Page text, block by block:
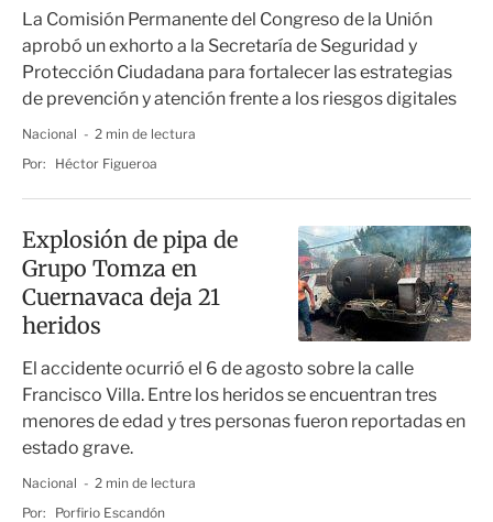
La Comisión Permanente del Congreso de la Unión
aprobó un exhorto a la Secretaría de Seguridad y
Protección Ciudadana para fortalecer las estrategias
de prevención y atención frente a los riesgos digitales
Nacional
2 min de lectura
Por:
Héctor Figueroa
Explosión de pipa de
Grupo Tomza en
Cuernavaca deja 21
heridos
El accidente ocurrió el 6 de agosto sobre la calle
Francisco Villa. Entre los heridos se encuentran tres
menores de edad y tres personas fueron reportadas en
estado grave.
Nacional
2 min de lectura
Por:
Porfirio Escandón